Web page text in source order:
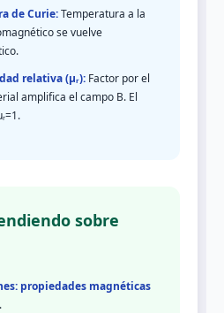
de Curie:Temperatura a la
se vuelve
relativa (μᵣ): Factor por el
amplifica el campo B. El
sobre
propiedades magnéticas